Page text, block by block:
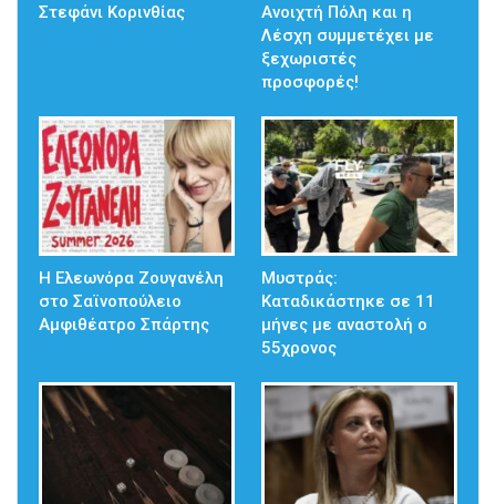
Στεφάνι Κορινθίας
Ανοιχτή Πόλη και η
Λέσχη συμμετέχει με
ξεχωριστές
προσφορές!
Η Ελεωνόρα Ζουγανέλη
στο Σαϊνοπούλειο
Αμφιθέατρο Σπάρτης
Μυστράς:
Καταδικάστηκε σε 11
μήνες με αναστολή ο
55χρονος